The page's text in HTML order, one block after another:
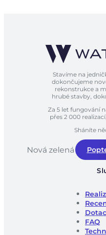
Nová zelená
Stavíme na
dokončujeme
rekonstrukce a
hrubé stavby,
Za 5 let fungování
přes 2 000
Sháníte
FAQ